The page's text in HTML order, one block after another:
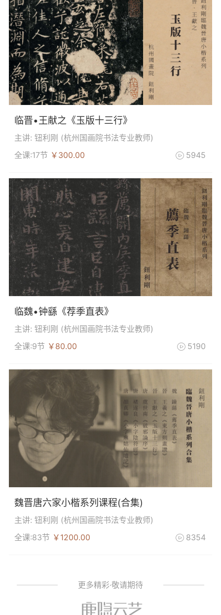
临晋•王献之《玉版十三行》
主讲: 钮利刚 (杭州国画院书法专业教师)
全课:17节 ￥300.00  5945
临魏•钟繇《荐季直表》
主讲: 钮利刚 (杭州国画院书法专业教师)
全课:9节 ￥80.00  5190
魏晋唐六家小楷系列课程(合集)
主讲: 钮利刚 (杭州国画院书法专业教师)
全课:83节 ￥1200.00  8354
更多精彩·敬请期待